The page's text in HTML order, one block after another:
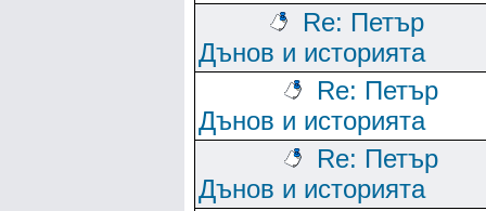
Re: Петър
Дънов и историята
Re: Петър
Дънов и историята
Re: Петър
Дънов и историята